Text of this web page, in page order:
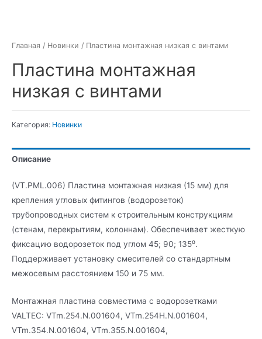
Главная / Новинки / Пластина монтажная низкая с винтами
Пластина монтажная
низкая с винтами
Категория: Новинки
Описание
(VT.PML.006) Пластина монтажная низкая (15 мм) для
крепления угловых фитингов (водорозеток)
трубопроводных систем к строительным конструкциям
(стенам, перекрытиям, колоннам). Обеспечивает жесткую
фиксацию водорозеток под углом 45; 90; 135⁰.
Поддерживает установку смесителей со стандартным
межосевым расстоянием 150 и 75 мм.
Монтажная пластина совместима с водорозетками
VALTEC: VTm.254.N.001604, VTm.254H.N.001604,
VTm.354.N.001604, VTm.355.N.001604,